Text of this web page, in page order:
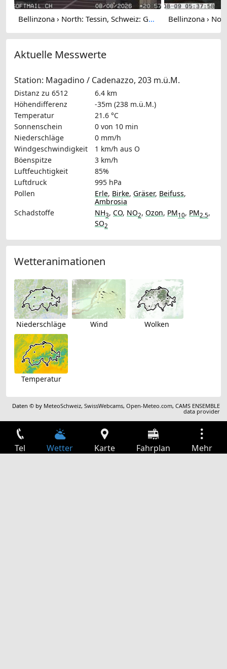
Bellinzona › North: Tessin, Schweiz: Giubiasco Richtung 3 Castelli di
Aktuelle Messwerte
Station: Magadino / Cadenazzo, 203 m.ü.M.
Distanz zu 6512
6.4 km
Höhendifferenz
-35m (238 m.ü.M.)
Temperatur
21.6 °C
Sonnenschein
0 von 10 min
Niederschläge
0 mm/h
Windgeschwindigkeit
1 km/h aus O
Böenspitze
3 km/h
Luftfeuchtigkeit
85%
Luftdruck
995 hPa
Pollen
Erle, Birke, Gräser, Beifuss,
Ambrosia
Schadstoffe
NH3, CO, NO2, Ozon, PM10, PM2.5,
SO2
Wetteranimationen
Niederschläge Wind Wolken
Temperatur
Daten © by MeteoSchweiz,SwissWebcams,Open-Meteo.com,CAMS ENSEMBLE
data provider
Tel Wetter Karte Fahrplan Mehr